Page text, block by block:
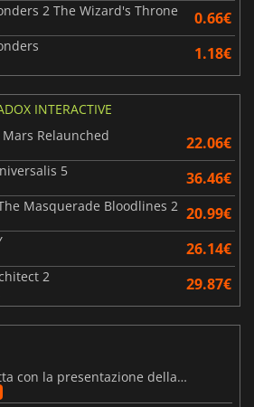
2 The Wizard's Throne 0.66€
1.18€
INTERACTIVE
Relaunched
22.06€
5 36.46€
Masquerade Bloodlines 2 20.99€
26.14€
2 29.87€
MARVEL Tōkon debutta con la presentazione della roadmap per il primo anno